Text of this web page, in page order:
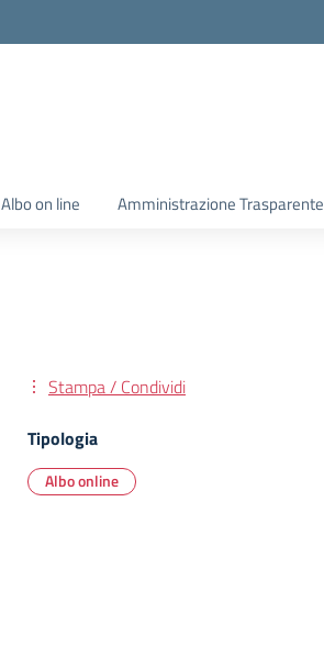
Albo on line Amministrazione Trasparente
Stampa / Condividi
Tipologia
Albo online